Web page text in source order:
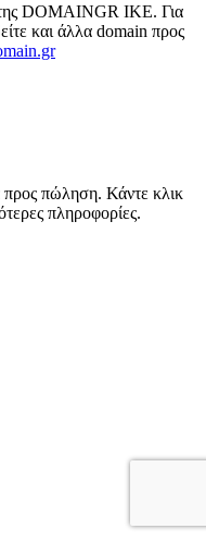
της DOMAINGR ΙΚΕ. Για
και άλλα domain προς
προς πώληση. Κάντε κλικ
πληροφορίες.